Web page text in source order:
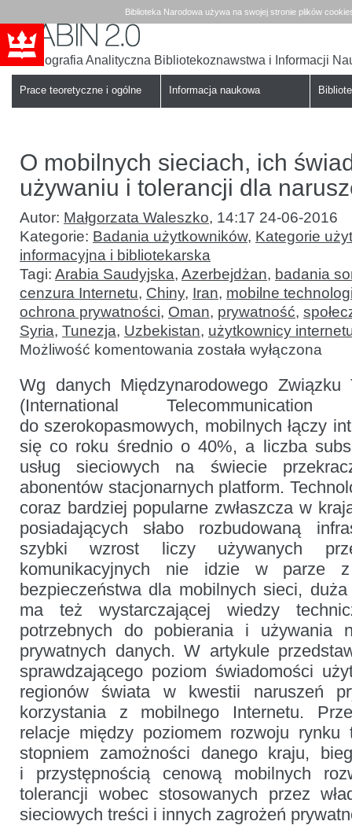
Biblioteka Narodowa używa na swojej stronie plików
Babin
Bibliografia Analityczna Bibliotekoznawstwa i Informacji
Prace teoretyczne i ogólne Informacja naukowa
O mobilnych sieciach, ich
używaniu i tolerancji dla
Autor: Małgorzata Waleszko, 14:17 24-06-2016
Kategorie: Badania użytkowników, Kategorie
informacyjna i bibliotekarska
Tagi: Arabia Saudyjska, Azerbejdżan, badania
cenzura Internetu, Chiny, Iran, mobilne
ochrona prywatności, Oman, prywatność,
Syria, Tunezja, Uzbekistan, użytkownicy
Możliwość komentowania O
mobilnych
ich
świadomym
używaniu
dla
naruszeń
prywatności
została wyłączona
Wg danych Międzynarodowego Związku
(International
do szerokopasmowych, mobilnych łączy
się co roku średnio o 40%, a liczba
usług sieciowych na świecie
abonentów stacjonarnych platform.
coraz bardziej popularne zwłaszcza w
posiadających słabo rozbudowaną
szybki wzrost liczy używanych
komunikacyjnych nie idzie w parze
bezpieczeństwa dla mobilnych sieci,
ma też wystarczającej wiedzy
potrzebnych do pobierania i używania
prywatnych danych. W artykule
sprawdzającego poziom świadomości
regionów świata w kwestii naruszeń
korzystania z mobilnego Internetu.
relacje między poziomem rozwoju rynku
stopniem zamożności danego kraju,
i przystępnością cenową mobilnych
tolerancji wobec stosowanych przez
sieciowych treści i innych zagrożeń